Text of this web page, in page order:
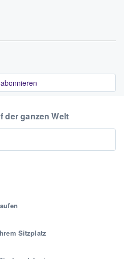
Sitzplatz
der ganzen Welt